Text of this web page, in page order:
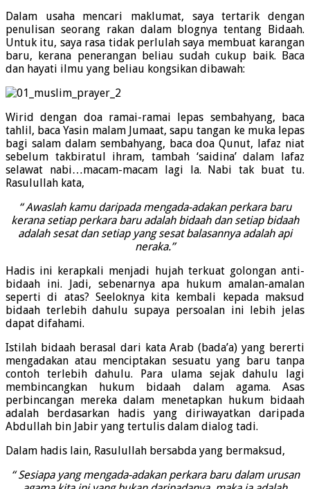
Dalam usaha mencari maklumat, saya tertarik dengan
penulisan seorang rakan dalam blognya tentang Bidaah.
Untuk itu, saya rasa tidak perlulah saya membuat karangan
baru, kerana penerangan beliau sudah cukup baik. Baca
dan hayati ilmu yang beliau kongsikan dibawah:
Wirid dengan doa ramai-ramai lepas sembahyang, baca
tahlil, baca Yasin malam Jumaat, sapu tangan ke muka lepas
bagi salam dalam sembahyang, baca doa Qunut, lafaz niat
sebelum takbiratul ihram, tambah ‘saidina’ dalam lafaz
selawat nabi…macam-macam lagi la. Nabi tak buat tu.
Rasulullah kata,
“ Awaslah kamu daripada mengada-adakan perkara baru
kerana setiap perkara baru adalah bidaah dan setiap bidaah
adalah sesat dan setiap yang sesat balasannya adalah api
neraka.”
Hadis ini kerapkali menjadi hujah terkuat golongan anti-
bidaah ini. Jadi, sebenarnya apa hukum amalan-amalan
seperti di atas? Seeloknya kita kembali kepada maksud
bidaah terlebih dahulu supaya persoalan ini lebih jelas
dapat difahami.
Istilah bidaah berasal dari kata Arab (bada’a) yang bererti
mengadakan atau menciptakan sesuatu yang baru tanpa
contoh terlebih dahulu. Para ulama sejak dahulu lagi
membincangkan hukum bidaah dalam agama. Asas
perbincangan mereka dalam menetapkan hukum bidaah
adalah berdasarkan hadis yang diriwayatkan daripada
Abdullah bin Jabir yang tertulis dalam dialog tadi.
Dalam hadis lain, Rasulullah bersabda yang bermaksud,
“ Sesiapa yang mengada-adakan perkara baru dalam urusan